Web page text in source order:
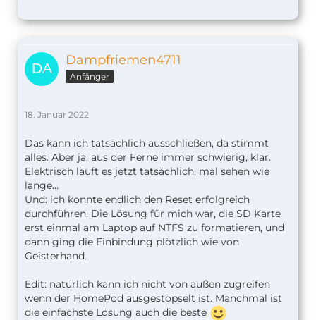
Dampfriemen4711
Anfänger
18. Januar 2022
Das kann ich tatsächlich ausschließen, da stimmt
alles. Aber ja, aus der Ferne immer schwierig, klar.
Elektrisch läuft es jetzt tatsächlich, mal sehen wie
lange…
Und: ich konnte endlich den Reset erfolgreich
durchführen. Die Lösung für mich war, die SD Karte
erst einmal am Laptop auf NTFS zu formatieren, und
dann ging die Einbindung plötzlich wie von
Geisterhand.
Edit: natürlich kann ich nicht von außen zugreifen
wenn der HomePod ausgestöpselt ist. Manchmal ist
die einfachste Lösung auch die beste